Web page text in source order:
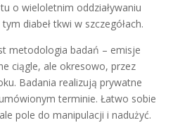
o wieloletnim oddziaływaniu
diabeł tkwi w szczegółach.
metodologia badań – emisje
ciągle, ale okresowo, przez
Badania realizują prywatne
terminie. Łatwo sobie
pole do manipulacji i nadużyć.